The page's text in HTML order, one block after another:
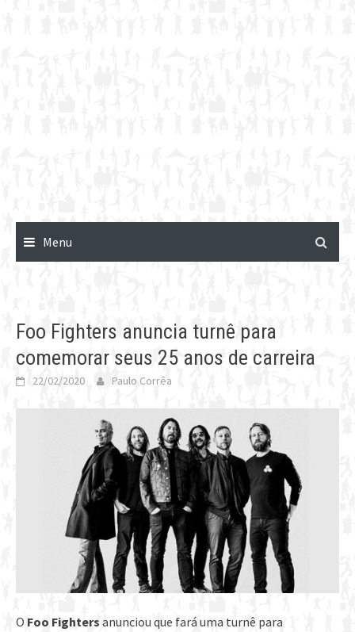
Menu
Foo Fighters anuncia turnê para
comemorar seus 25 anos de carreira
22/02/2020 Paulo Corrêa
O Foo Fighters anunciou que fará uma turnê para